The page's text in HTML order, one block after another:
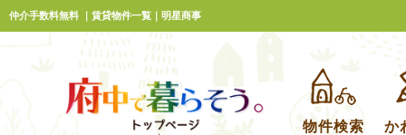
仲介手数料無料 ｜賃貸物件一覧｜明星商事
物件検索 か